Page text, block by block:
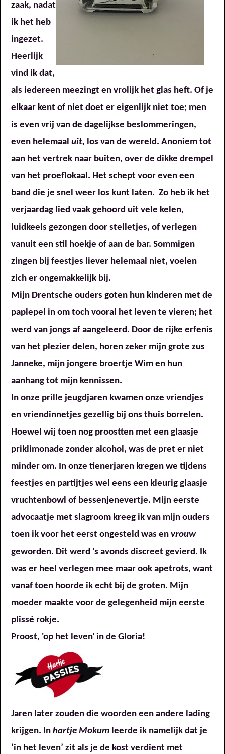
zaak, nadat
ik het heb
ingezet.
Heerlijk
vind ik dat,
als iedereen meezingt en vrolijk het glas heft. Of je
elkaar kent of niet doet er eigenlijk niet toe; men
is even vrij van de dagelijkse beslommeringen,
even helemaal uit, los van de wereld. Anoniem tot
aan het vertrek naar buiten, over de dikke drempel
van het proeflokaal. Het schept voor even een
band die je snel weer los kunt laten. Zo heb ik het
verjaardag lied vaak gehoord uit vele kelen,
luidkeels gezongen door stelletjes, of verlegen
vanuit een stil hoekje of aan de bar. Sommigen
zingen bij feestjes liever helemaal niet, voelen
zich er ongemakkelijk bij.
Mijn Drentsche ouders goten hun kinderen met de
paplepel in om toch vooral het leven te vieren; het
werd van jongs af aangeleerd. Door de rijke erfenis
van het plezier delen, horen zeker mijn grote zus
Janneke, mijn jongere broertje Wim en hun
aanhang tot mijn kennissen.
In onze prille jeugdjaren kwamen onze vriendjes
en vriendinnetjes gezellig bij ons thuis borrelen.
Hoewel wij toen nog proostten met een glaasje
priklimonade zonder alcohol, was de pret er niet
minder om. In onze tienerjaren kregen we tijdens
feestjes en partijtjes wel eens een kleurig glaasje
vruchtenbowl of bessenjenevertje. Mijn eerste
advocaatje met slagroom kreeg ik van mijn ouders
toen ik voor het eerst ongesteld was en vrouw
geworden. Dit werd 's avonds discreet gevierd. Ik
was er heel verlegen mee maar ook apetrots, want
vanaf toen hoorde ik echt bij de groten. Mijn
moeder maakte voor de gelegenheid mijn eerste
plissé rokje.
Proost, 'op het leven' in de Gloria!
Jaren later zouden die woorden een andere lading
krijgen. In hartje Mokum leerde ik namelijk dat je
‘in het leven’ zit als je de kost verdient met